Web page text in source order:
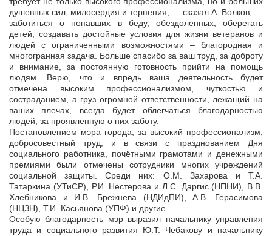
душевных сил, милосердия и терпения, — сказал А. Волков, —
заботиться о попавших в беду, обездоленных, оберегать
детей, создавать достойные условия для жизни ветеранов и
людей с ограниченными возможностями – благородная и
многогранная задача. Больше спасибо за ваш труд, за доброту
и внимание, за постоянную готовность прийти на помощь
людям. Верю, что и впредь ваша деятельность будет
отмечена высоким профессионализмом, чуткостью и
состраданием, а груз огромной ответственности, лежащий на
ваших плечах, всегда будет облегчаться благодарностью
людей, за проявленную о них заботу.
Постановлением мэра города, за высокий профессионализм,
добросовестный труд, и в связи с празднованием Дня
социального работника, почётными грамотами и денежными
премиями были отмечены сотрудники многих учреждений
социальной защиты. Среди них: О.М. Захарова и Т.А.
Татаркина (УТиСР), Р.И. Нестерова и Л.С. Даргис (НПНИ), В.В.
Хлебникова и И.В. Брежнева (НДИдПИ), А.В. Герасимова
(НЦЗН), Т.И. Касьянова (УПФ) и другие.
Особую благодарность мэр выразил начальнику управления
труда и социального развития Ю.Т. Чебакову и начальнику